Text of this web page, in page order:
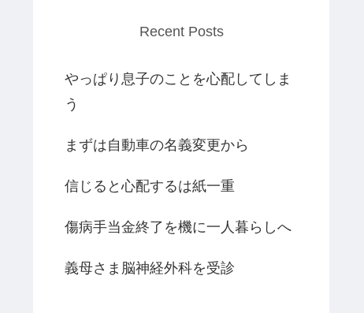
Recent Posts
やっぱり息子のことを心配してしま
う
まずは自動車の名義変更から
信じると心配するは紙一重
傷病手当金終了を機に一人暮らしへ
義母さま脳神経外科を受診